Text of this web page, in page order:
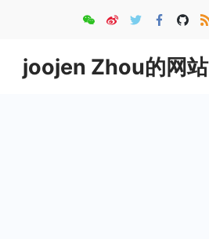
content
joojen Zhou的网站